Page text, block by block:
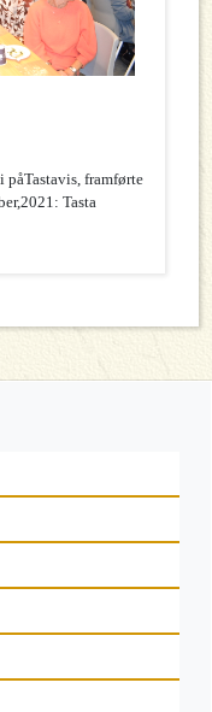
påTastavis, framførte
Tasta